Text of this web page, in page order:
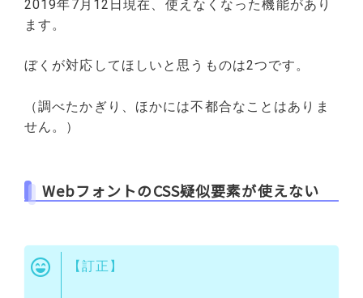
2019年7月12日現在、使えなくなった機能があり
ます。
ぼくが対応してほしいと思うものは2つです。
（調べたかぎり、ほかには不都合なことはありま
せん。）
WebフォントのCSS疑似要素が使えない
【訂正】